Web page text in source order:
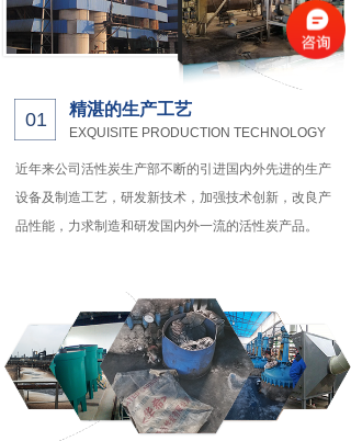
精湛的生产工艺
EXQUISITE PRODUCTION TECHNOLOGY
01
近年来公司活性炭生产部不断的引进国内外先进的生产
设备及制造工艺，研发新技术，加强技术创新，改良产
品性能，力求制造和研发国内外一流的活性炭产品。